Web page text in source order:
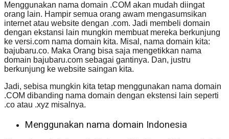
Menggunakan nama domain .COM akan mudah diingat
orang lain. Hampir semua orang awam mengasumsikan
internet atau website dengan .com. Jadi membeli domain
dengan ekstansi lain mungkin membuat mereka berkunjung
ke versi.com nama domain kita. Misal, nama domain kita:
bajubaru.co. Maka Orang bisa saja mengetikkan nama
domain bajubaru.com sebagai gantinya. Dan, justru
berkunjung ke website saingan kita.
Jadi, sebisa mungkin kita tetap menggunakan nama domain
.COM dibanding nama domain dengan ekstensi lain seperti
.co atau .xyz misalnya.
Menggunakan nama domain Indonesia